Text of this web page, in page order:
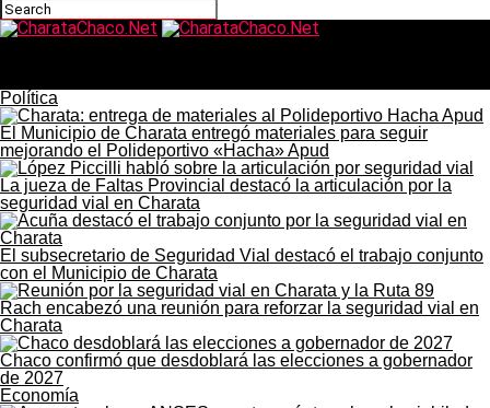
Política
El Municipio de Charata entregó materiales para seguir
mejorando el Polideportivo «Hacha» Apud
La jueza de Faltas Provincial destacó la articulación por la
seguridad vial en Charata
El subsecretario de Seguridad Vial destacó el trabajo conjunto
con el Municipio de Charata
Rach encabezó una reunión para reforzar la seguridad vial en
Charata
Chaco confirmó que desdoblará las elecciones a gobernador
de 2027
Economía